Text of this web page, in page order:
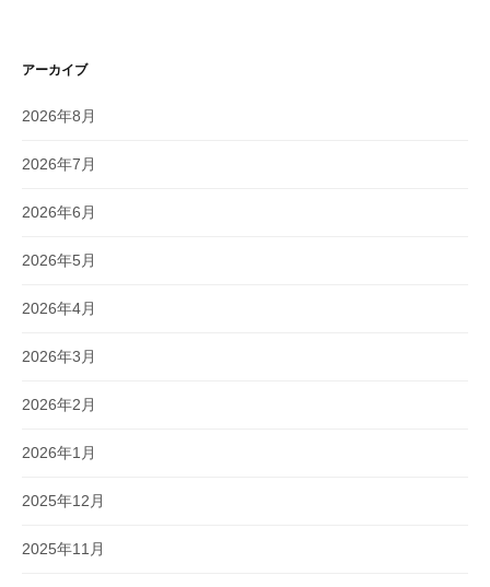
アーカイブ
2026年8月
2026年7月
2026年6月
2026年5月
2026年4月
2026年3月
2026年2月
2026年1月
2025年12月
2025年11月